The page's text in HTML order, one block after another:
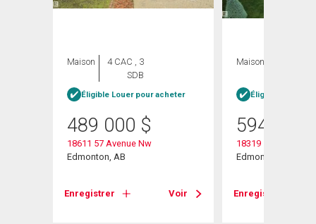
Maison
4 CAC , 3
SDB
Éligible Louer pour acheter
489 000 $
18611 57 Avenue Nw
Edmonton, AB
Enregistrer Voir
Maison
Éligible Louer
594 900
18319 58 Avenue
Edmonton, AB
Enregistrer